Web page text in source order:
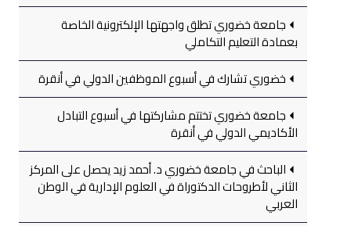
جامعة خضوري تطلق واجهتها الإلكترونية الخاصة
بعمادة التعليم التكاملي
خضوري تشارك في أسبوع الموظفين الدولي في أنقرة
جامعة خضوري تختتم مشاركتها في أسبوع التبادل
الأكاديمي الدولي في أنقرة
الباحث في جامعة خضوري د. أحمد زيد يحصل على المركز
الثاني لأطروحات الدكتوراة في العلوم الإدارية في الوطن
العربي